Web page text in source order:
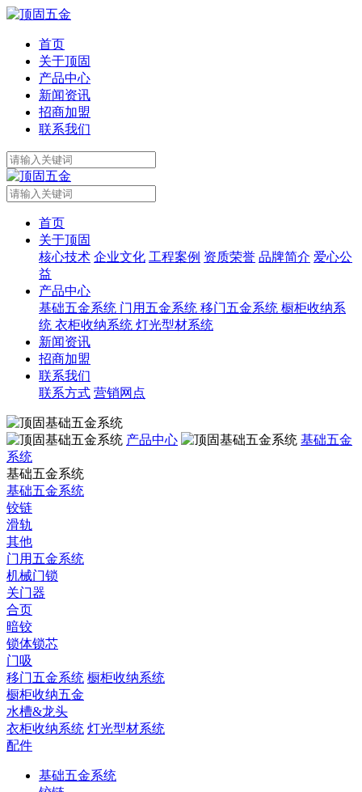
首页
关于顶固
产品中心
新闻资讯
招商加盟
联系我们
首页
关于顶固
核心技术 企业文化 工程案例 资质荣誉 品牌简介 爱心公
益
产品中心
基础五金系统 门用五金系统 移门五金系统 橱柜收纳系
统 衣柜收纳系统 灯光型材系统
新闻资讯
招商加盟
联系我们
联系方式 营销网点
产品中心
基础五金
系统
基础五金系统
基础五金系统
铰链
滑轨
其他
门用五金系统
机械门锁
关门器
合页
暗铰
锁体锁芯
门吸
移门五金系统 橱柜收纳系统
橱柜收纳五金
水槽&龙头
衣柜收纳系统 灯光型材系统
配件
基础五金系统